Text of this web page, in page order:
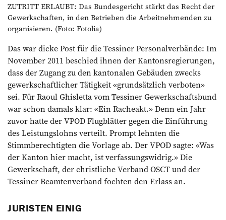
ZUTRITT ERLAUBT: Das Bundesgericht stärkt das Recht der
Gewerkschaften, in den Betrieben die Arbeitnehmenden zu
organisieren. (Foto: Fotolia)
Das war dicke Post für die Tessiner Personalverbände: Im
November 2011 beschied ihnen der Kantonsregierungen,
dass der Zugang zu den kantonalen Gebäuden zwecks
gewerkschaftlicher Tätigkeit «grundsätzlich verboten»
sei. Für Raoul Ghisletta vom Tessiner Gewerkschaftsbund
war schon damals klar: «Ein Racheakt.» Denn ein Jahr
zuvor hatte der VPOD Flugblätter gegen die Einführung
des Leistungslohns verteilt. Prompt lehnten die
Stimmberechtigten die Vorlage ab. Der VPOD sagte: «Was
der Kanton hier macht, ist verfassungswidrig.» Die
Gewerkschaft, der christliche Verband OSCT und der
Tessiner Beamtenverband fochten den Erlass an.
JURISTEN EINIG